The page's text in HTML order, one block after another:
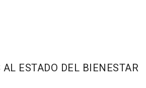
ESTADO DEL BIENESTAR